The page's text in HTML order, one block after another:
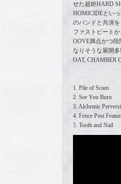
せた超絶HARD
HOMICIDEとい
のバンドと共演
ファストビート
OOVE満点かつ
なりそうな展開
OAT, CHAMBER
1. Pile of Scum
2. See You Burn
3. Alchemic
4. Fence Post
5. Tooth and Nail